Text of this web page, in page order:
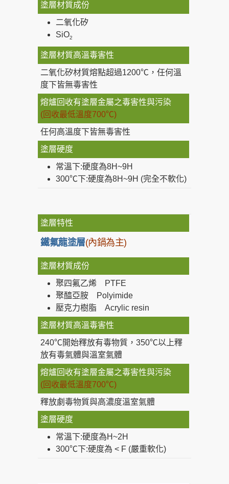
塗層材質成份
二氧化矽
SiO2
塗層材質高溫毒害性
二氧化矽材質熔點超過1200℃，任何溫
度下皆無毒害性
熔爐回收有塗層金屬之毒害性與污染
(回收最低溫度700℃)
任何高溫度下皆無毒害性
塗層硬度
常溫下:硬度為8H~9H
300℃下:硬度為8H~9H (完全不軟化)
塗層特性
鐵氟龍塗層(內鍋為主)
塗層材質成份
聚四氟乙烯 PTFE
聚醯亞胺 Polyimide
壓克力樹脂 Acrylic resin
塗層材質高溫毒害性
240℃開始釋放有毒物質，350℃以上釋
放有毒氣體與溫室氣體
熔爐回收有塗層金屬之毒害性與污染
(回收最低溫度700℃)
釋放劇毒物質與高濃度溫室氣體
塗層硬度
常溫下:硬度為H~2H
300℃下:硬度為 < F (嚴重軟化)